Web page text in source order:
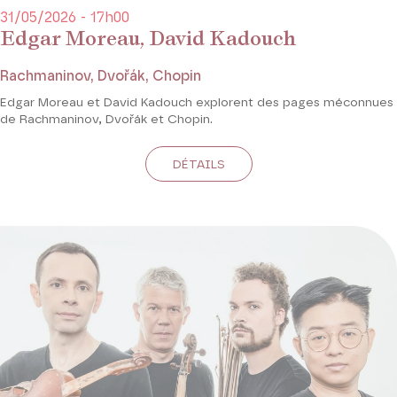
Edgar Moreau, David Kadouch
31/05/2026 - 17h00
Rachmaninov, Dvořák, Chopin
Edgar Moreau et David Kadouch explorent des pages méconnues
de Rachmaninov, Dvořák et Chopin.
DÉTAILS